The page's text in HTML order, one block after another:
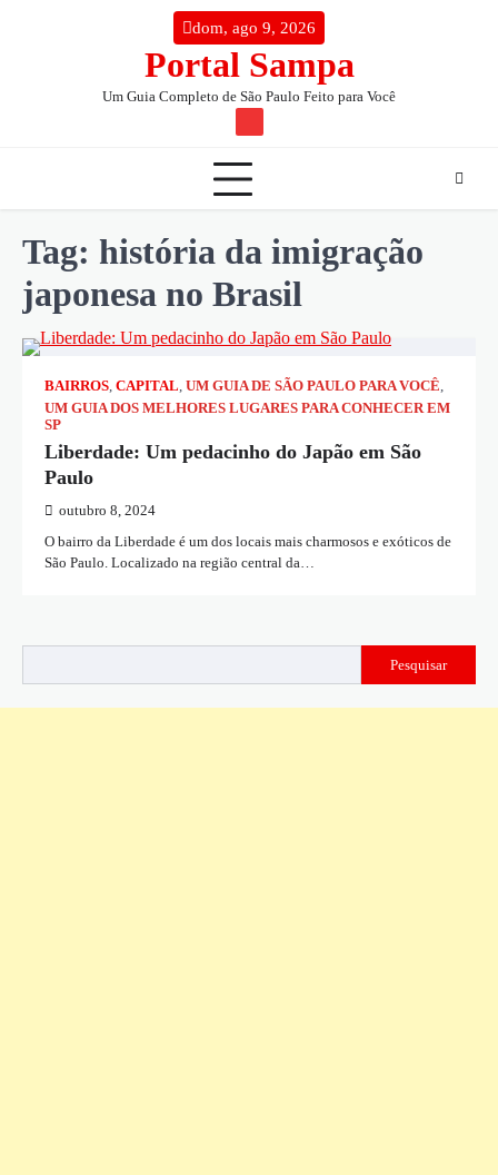
dom, ago 9, 2026
Portal Sampa
Um Guia Completo de São Paulo Feito para Você
TW
Tag: história da imigração
japonesa no Brasil
BAIRROS, CAPITAL, UM GUIA DE SÃO PAULO PARA VOCÊ,
UM GUIA DOS MELHORES LUGARES PARA CONHECER EM
SP
Liberdade: Um pedacinho do Japão em São
Paulo
outubro 8, 2024
O bairro da Liberdade é um dos locais mais charmosos e exóticos de
São Paulo. Localizado na região central da…
Pesquisar